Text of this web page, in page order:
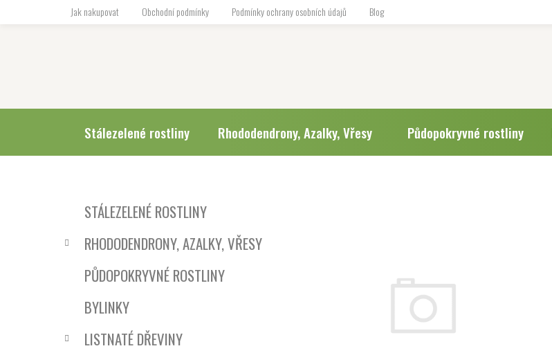
Jak nakupovat Obchodní podmínky Podmínky ochrany osobních údajů Blog
Stálezelené rostliny Rhododendrony, Azalky, Vřesy Půdopokryvné rostliny
Přeskočit
kategorie
e
STÁLEZELENÉ ROSTLINY
RHODODENDRONY, AZALKY, VŘESY
PŮDOPOKRYVNÉ ROSTLINY
BYLINKY
LISTNATÉ DŘEVINY